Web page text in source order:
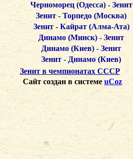
Черноморец (Одесса) - Зенит
Зенит - Торпедо (Москва)
Зенит - Кайрат (Алма-Ата)
Динамо (Минск) - Зенит
Динамо (Киев) - Зенит
Зенит - Динамо (Киев)
Зенит в чемпионатах СССР
Сайт создан в системе uCoz